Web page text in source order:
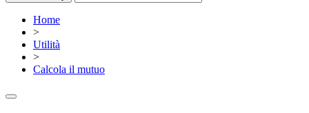
Home
>
Utilità
>
Calcola il mutuo